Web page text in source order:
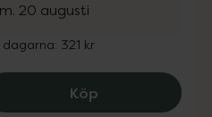
20 augusti
321 kr
Köpharuharu